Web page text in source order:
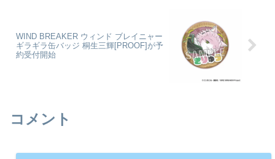
WIND BREAKER ウィンド ブレイニャー
ギラギラ缶バッジ 桐生三輝[PROOF]が予
約受付開始
コメント